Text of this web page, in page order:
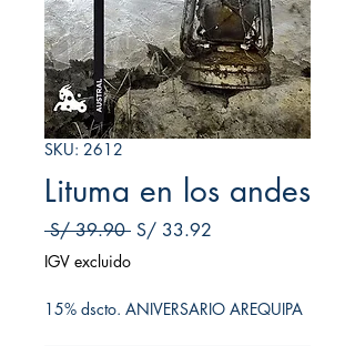
SKU: 2612
Lituma en los andes
S/ 39.90 Precio
S/ 33.92
IGV excluido
15% dscto. ANIVERSARIO AREQUIPA